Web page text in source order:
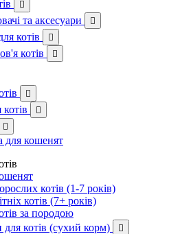

та аксесуари 
котів 
котів 



для кошенят
котів (1-7 років)
котів (7+ років)
за породою
для котів (сухий корм)
